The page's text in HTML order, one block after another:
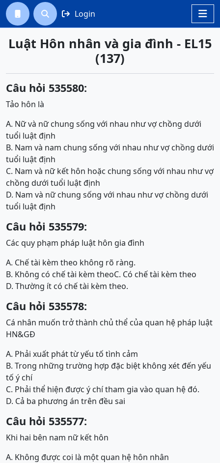

  Login
Luật Hôn nhân và gia đình - EL15
(137)
Câu hỏi 535580:
Tảo hôn là
A. Nữ và nữ chung sống với nhau như vợ chồng dưới
tuổi luật định
B. Nam và nam chung sống với nhau như vợ chồng dưới
tuổi luật định
C. Nam và nữ kết hôn hoặc chung sống với nhau như vợ
chồng dưới tuổi luật định
D. Nam và nữ chung sống với nhau như vợ chồng dưới
tuổi luật định
Câu hỏi 535579:
Các quy phạm pháp luật hôn gia đình
A. Chế tài kèm theo không rõ ràng.
B. Không có chế tài kèm theoC. Có chế tài kèm theo
D. Thường ít có chế tài kèm theo.
Câu hỏi 535578:
Cá nhân muốn trở thành chủ thể của quan hệ pháp luật
HN&GĐ
A. Phải xuất phát từ yếu tố tình cảm
B. Trong những trường hợp đặc biệt không xét đến yếu
tố ý chí
C. Phải thể hiện được ý chí tham gia vào quan hệ đó.
D. Cả ba phương án trên đều sai
Câu hỏi 535577:
Khi hai bên nam nữ kết hôn
A. Không được coi là một quan hệ hôn nhân